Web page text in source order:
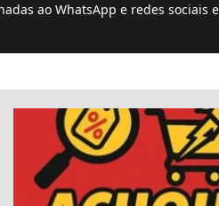
ao WhatsApp e redes sociais e